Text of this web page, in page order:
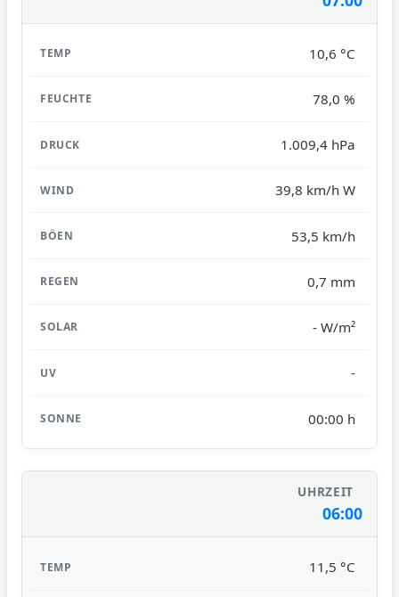
10,6 °C
78,0 %
1.009,4 hPa
39,8 km/h W
53,5 km/h
0,7 mm
- W/m²
-
00:00 h
06:00
11,5 °C